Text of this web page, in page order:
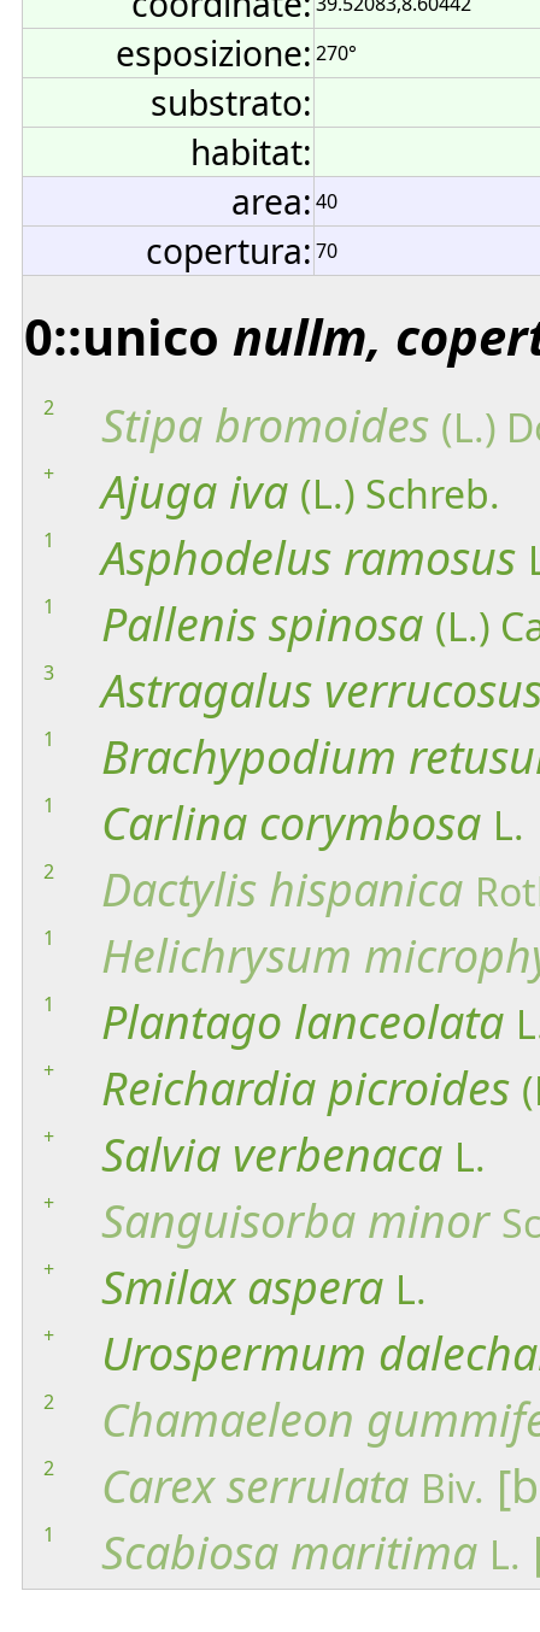
esposizione: 270°
substrato:
habitat:
area: 40
copertura: 70
0::unico nullm,
2 Stipa bromoides (L.)
+ Ajuga iva (L.) Schreb.
1 Asphodelus ramosus
1 Pallenisspinosa (L.)
3 Astragalus
1 Brachypodium
1 Carlina corymbosa L.
2 Dactylis hispanica
1 Helichrysum
1 Plantago lanceolata
+ Reichardia picroides
+ Salvia verbenaca L.
+ Sanguisorba minor
+ Smilax aspera L.
+ Urospermum
2 Chamaeleon
2 Carexserrulata Biv.
1 Scabiosa maritima L.